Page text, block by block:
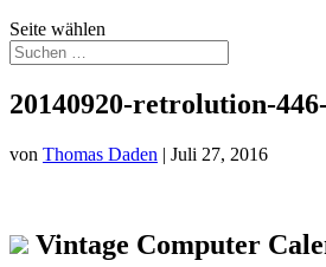
Seite wählen
20140920-retrolution-
von Thomas Daden | Juli 27, 2016
Vintage Computer